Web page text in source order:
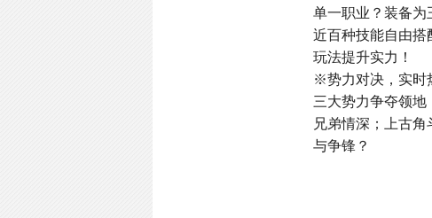
单一职业？装备为
近百种技能自由搭
玩法提升实力！
※势力对决，实时
三大势力争夺领
兄弟情深；上古
与争锋？